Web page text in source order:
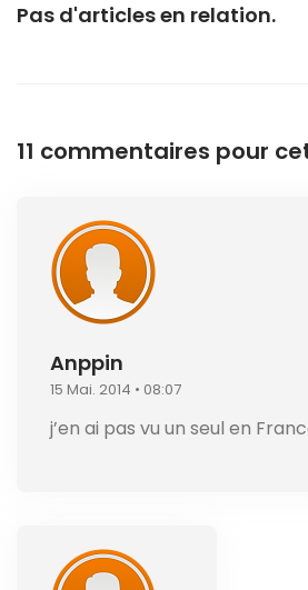
Pas d'articles en relation.
11 commentaires pour
Anppin
15 Mai. 2014 • 08:07
j’en ai pas vu un seul en